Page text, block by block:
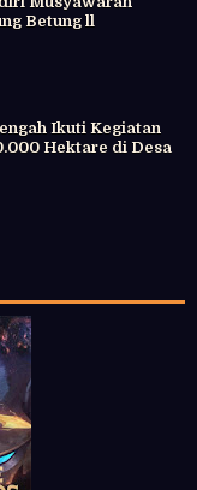
Betung ll
Ikuti Kegiatan
Hektare di Desa